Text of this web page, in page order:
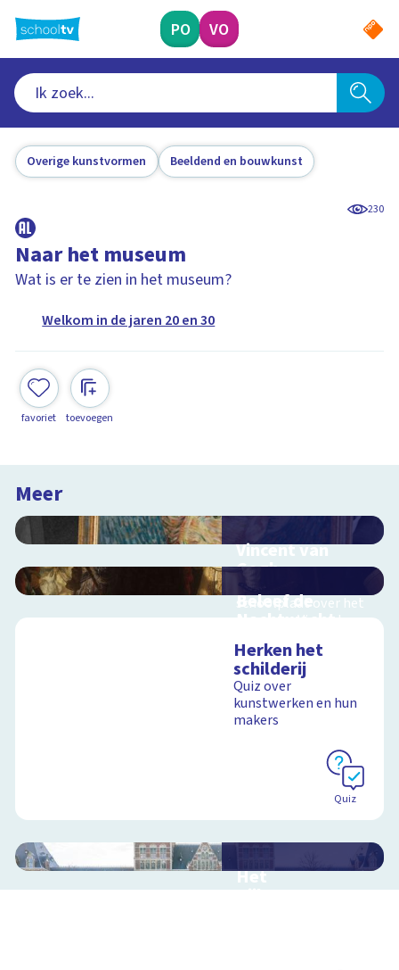
naar
hoofdinhoud
PO VO
Overige kunstvormen Beeldend en bouwkunst
230
Naar het museum
Wat is er te zien in het museum?
Welkom in de jaren 20 en 30
favoriet toevoegen
Meer
Vincent van
Gogh
Interactieve
schoolplaat over het
leven van Vincent van
Schoolplaat
Beleef de
Nachtwacht
schoolplaat over
Rembrandts
meesterwerk
Schoolplaat
Herken het
schilderij
Quiz over
kunstwerken en hun
makers
Quiz
Het
Rijksmuseum